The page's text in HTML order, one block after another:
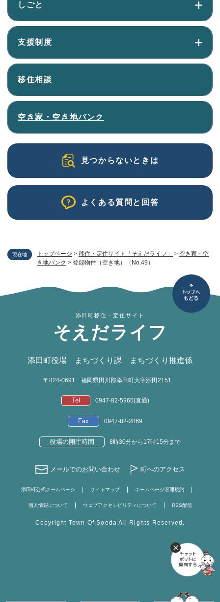
現在地 トップページ > 移住・定住サイト「そえだライフ」 > 空き家・空
き地バンク > 登録物件（空き地）（No.49）
しごと
支援制度
移住相談
空き家・空き地バンク
見つからないときは
よくある質問と回答
添田町移住・定住サイト
そえだライフ
添田町役場 まちづくり課 まちづくり推進係
〒824-0691 福岡県田川郡添田町大字添田2151
Tel 0947-82-5965(直通)
Fax 0947-82-2869
役場の開庁時間 8時30分から17時15分まで
メールでのお問い合わせ 町へのアクセス
添田町公式ホームページ サイトマップ ホームページ管理規約
個人情報について ウェブアクセシビリティについて RSS配信
Copyright Town Of Soeda All Rights Reserved.